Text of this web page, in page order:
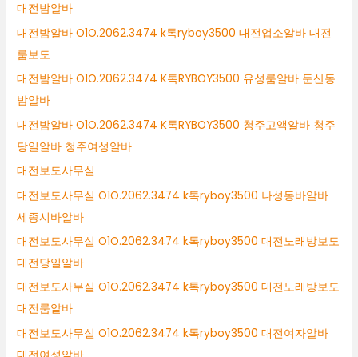
대전밤알바
대전밤알바 O1O.2062.3474 k톡ryboy3500 대전업소알바 대전
룸보도
대전밤알바 O1O.2062.3474 K톡RYBOY3500 유성룸알바 둔산동
밤알바
대전밤알바 O1O.2062.3474 K톡RYBOY3500 청주고액알바 청주
당일알바 청주여성알바
대전보도사무실
대전보도사무실 O1O.2062.3474 k톡ryboy3500 나성동바알바
세종시바알바
대전보도사무실 O1O.2062.3474 k톡ryboy3500 대전노래방보도
대전당일알바
대전보도사무실 O1O.2062.3474 k톡ryboy3500 대전노래방보도
대전룸알바
대전보도사무실 O1O.2062.3474 k톡ryboy3500 대전여자알바